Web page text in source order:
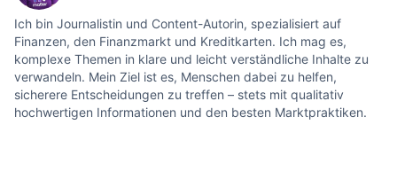
Ich bin Journalistin und Content-Autorin, spezialisiert auf
Finanzen, den Finanzmarkt und Kreditkarten. Ich mag es,
komplexe Themen in klare und leicht verständliche Inhalte zu
verwandeln. Mein Ziel ist es, Menschen dabei zu helfen,
sicherere Entscheidungen zu treffen – stets mit qualitativ
hochwertigen Informationen und den besten Marktpraktiken.